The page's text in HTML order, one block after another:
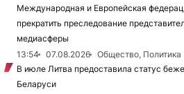
Международная и Европейская
прекратить преследование
медиасферы
13:54
07.08.2026
Общество, Политика
В июле Литва предоставила статус
Беларуси